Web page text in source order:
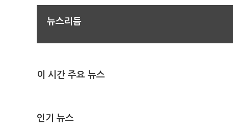
뉴스리듬
이 시간 주요 뉴스
인기 뉴스